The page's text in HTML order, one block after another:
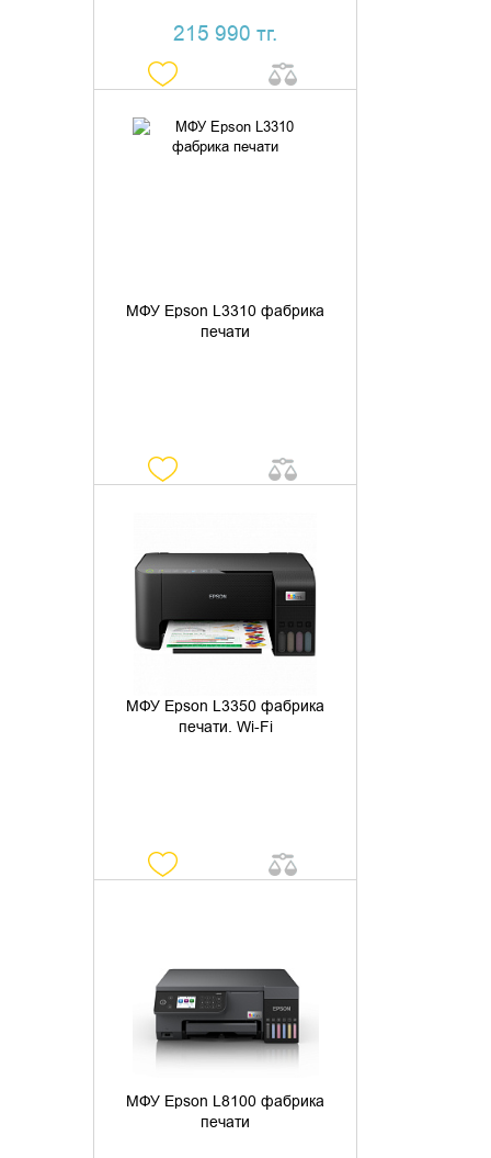
215 990 тг.
МФУ Epson L3310 фабрика
печати
УТОЧНИТЬ НАЛИЧИЕ
МФУ Epson L3350 фабрика
печати. Wi-Fi
МФУ Epson L8100 фабрика
печати